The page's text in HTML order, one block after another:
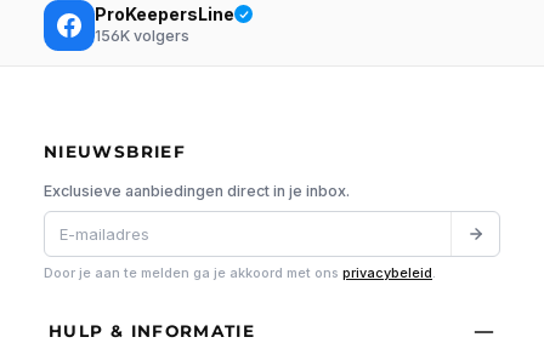
ProKeepersLine
156K volgers
NIEUWSBRIEF
Exclusieve aanbiedingen direct in je inbox.
Door je aan te melden ga je akkoord met ons privacybeleid
HULP & INFORMATIE